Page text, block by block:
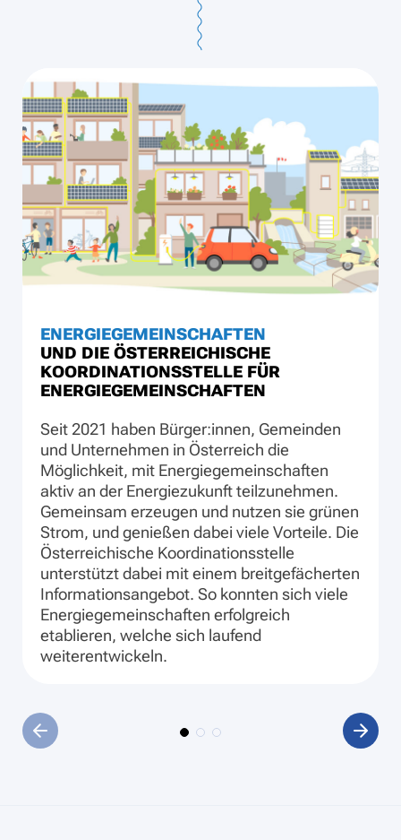
ENERGIEGEMEINSCHAFTEN
UND DIE ÖSTERREICHISCHE
KOORDINATIONSSTELLE FÜR
ENERGIEGEMEINSCHAFTEN
Seit 2021 haben Bürger:innen, Gemeinden
und Unternehmen in Österreich die
Möglichkeit, mit Energiegemeinschaften
aktiv an der Energiezukunft teilzunehmen.
Gemeinsam erzeugen und nutzen sie grünen
Strom, und genießen dabei viele Vorteile. Die
Österreichische Koordinationsstelle
unterstützt dabei mit einem breitgefächerten
Informationsangebot. So konnten sich viele
Energiegemeinschaften erfolgreich
etablieren, welche sich laufend
weiterentwickeln.